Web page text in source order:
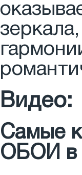
Видео:
Самые
ОБОИ в